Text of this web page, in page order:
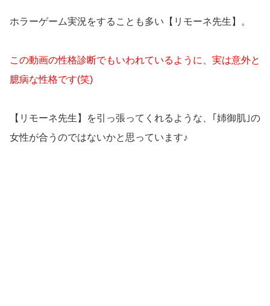
ホラーゲーム実況をすることも多い【リモーネ先生】。
この動画の性格診断でもいわれているように、実は意外と
臆病な性格です(笑)
【リモーネ先生】を引っ張ってくれるような、｢姉御肌｣の
女性が合うのではないかと思っています♪